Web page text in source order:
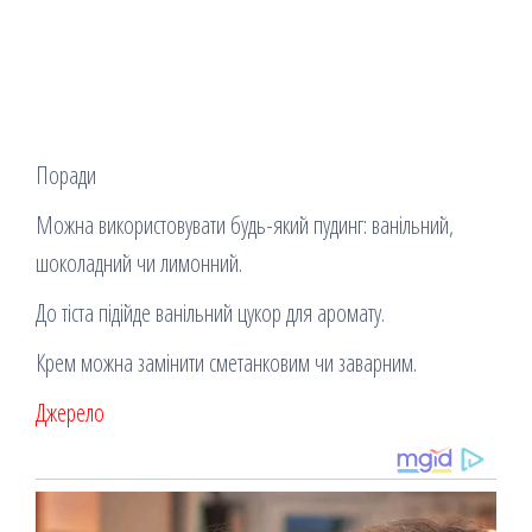
Поради
Можна використовувати будь-який пудинг: ванільний,
шоколадний чи лимонний.
До тіста підійде ванільний цукор для аромату.
Крем можна замінити сметанковим чи заварним.
Джерело